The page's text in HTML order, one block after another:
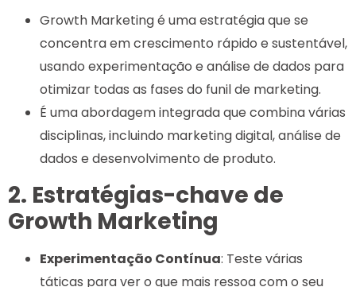
Growth Marketing é uma estratégia que se
concentra em crescimento rápido e sustentável,
usando experimentação e análise de dados para
otimizar todas as fases do funil de marketing.
É uma abordagem integrada que combina várias
disciplinas, incluindo marketing digital, análise de
dados e desenvolvimento de produto.
2. Estratégias-chave de
Growth Marketing
Experimentação Contínua: Teste várias
táticas para ver o que mais ressoa com o seu